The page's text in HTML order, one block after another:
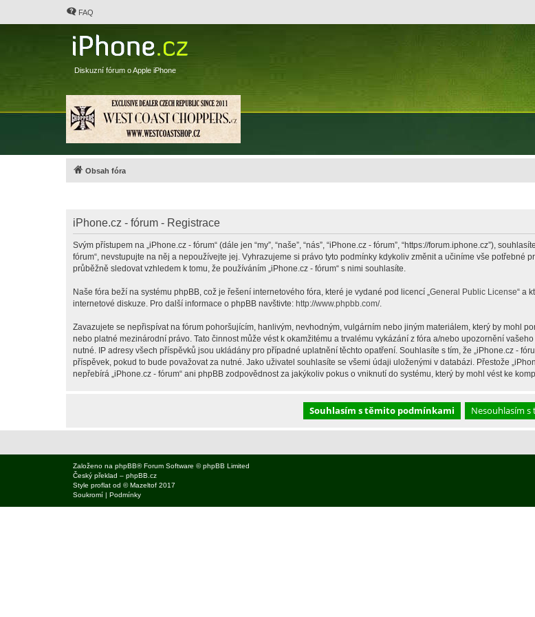
FAQ
Diskuzní fórum o Apple iPhone
Obsah fóra
iPhone.cz - fórum - Registrace
Svým přístupem na „iPhone.cz - fórum“ (dále jen “my”, “naše”, “nás”, “iPhone.cz - fórum”, “https://forum.iphone.cz”),
fórum“, nevstupujte na něj a nepoužívejte jej. Vyhrazujeme si právo tyto podmínky kdykoliv změnit a učiníme vše potřebné
průběžně sledovat vzhledem k tomu, že používáním „iPhone.cz - fórum“ s nimi souhlasíte.
Naše fóra beží na systému phpBB, což je řešení internetového fóra, které je vydané pod licencí „ General Public License“ a
internetové diskuze. Pro další informace o phpBB navštivte: http://www.phpbb.com/.
Zavazujete se nepřispívat na fórum pohoršujícím, hanlivým, nevhodným, vulgárním nebo jiným materiálem, který by mohl
nebo platné mezinárodní právo. Tato činnost může vést k okamžitému a trvalému vykázání z fóra a/nebo upozornění
nutné. IP adresy všech příspěvků jsou ukládány pro případné uplatnění těchto opatření. Souhlasíte s tím, že „iPhone.cz -
příspěvek, pokud to bude považovat za nutné. Jako uživatel souhlasíte se všemi údaji uloženými v databázi. Přestože
nepřebírá „iPhone.cz - fórum“ ani phpBB zodpovědnost za jakýkoliv pokus o vniknutí do systému, který by mohl vést ke
Založeno na phpBB® Forum Software © phpBB Limited
Český překlad – phpBB.cz
Style proflat od ©Mazeltof 2017
Soukromí | Podmínky